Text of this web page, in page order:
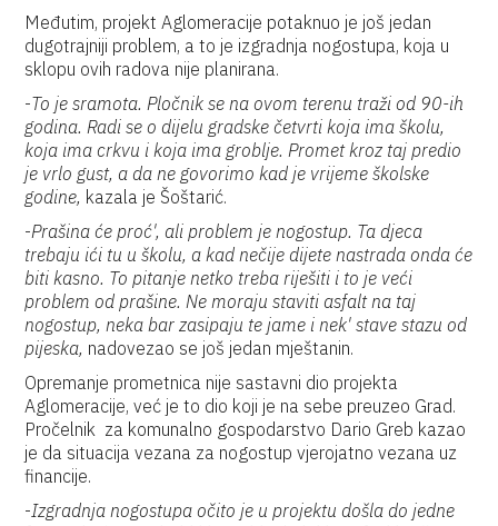
Međutim, projekt Aglomeracije potaknuo je još jedan
dugotrajniji problem, a to je izgradnja nogostupa, koja u
sklopu ovih radova nije planirana.
-To je sramota. Pločnik se na ovom terenu traži od 90-ih
godina. Radi se o dijelu gradske četvrti koja ima školu,
koja ima crkvu i koja ima groblje. Promet kroz taj predio
je vrlo gust, a da ne govorimo kad je vrijeme školske
godine, kazala je Šoštarić.
-Prašina će proć', ali problem je nogostup. Ta djeca
trebaju ići tu u školu, a kad nečije dijete nastrada onda će
biti kasno. To pitanje netko treba riješiti i to je veći
problem od prašine. Ne moraju staviti asfalt na taj
nogostup, neka bar zasipaju te jame i nek' stave stazu od
pijeska, nadovezao se još jedan mještanin.
Opremanje prometnica nije sastavni dio projekta
Aglomeracije, već je to dio koji je na sebe preuzeo Grad.
Pročelnik za komunalno gospodarstvo Dario Greb kazao
je da situacija vezana za nogostup vjerojatno vezana uz
financije.
-Izgradnja nogostupa očito je u projektu došla do jedne